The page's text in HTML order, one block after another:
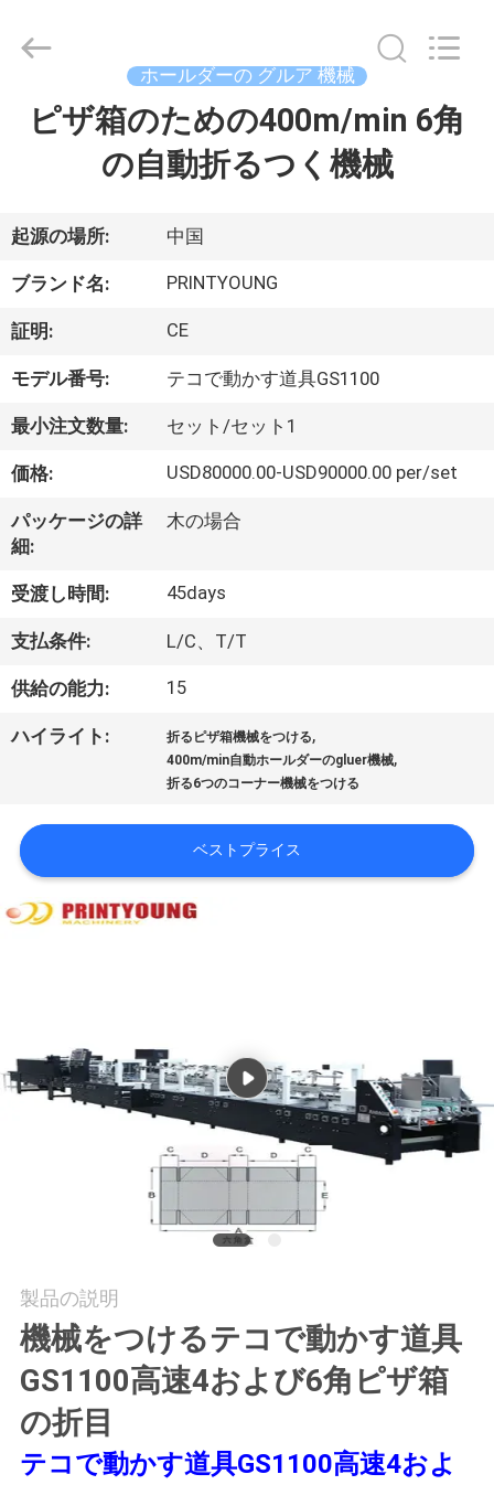
ロ
ダ
ク
ト
デ
オ
達
に
つ
て
工
私
達
に
連
2015
International
Industry
ホールダーの グルア 機械
ピザ箱のための400m/min 6角
の自動折るつく機械
起源の場所: 中国
ブランド名: PRINTYOUNG
証明: CE
モデル番号: テコで動かす道具GS1100
最小注文数量: セット/セット1
価格: USD80000.00-USD90000.00 per/set
パッケージの詳
細:
木の場合
受渡し時間: 45days
支払条件: L/C、T/T
供給の能力: 15
ハイライト: 折るピザ箱機械をつける,
400m/min自動ホールダーのgluer機械,
折る6つのコーナー機械をつける
ベストプライス
製品の説明
機械をつけるテコで動かす道具
GS1100高速4および6角ピザ箱
の折目
テコで動かす道具GS1100高速4およ